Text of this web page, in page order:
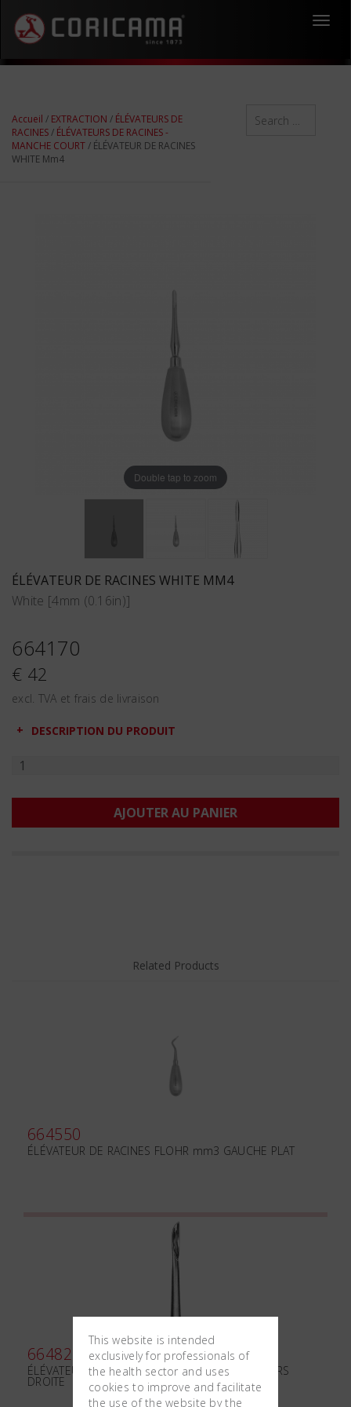
Accueil / EXTRACTION / ÉLÉVATEURS DE
RACINES/ ÉLÉVATEURS DE RACINES -
MANCHE COURT/ ÉLÉVATEUR DE RACINES
WHITE Mm4
Double tap to zoom
ÉLÉVATEUR DE RACINES WHITE MM4
White [4mm (0.16in)]
664170
€ 42
excl. TVA et frais de livraison
DESCRIPTION DU PRODUIT
AJOUTER AU PANIER
Related Products
664550
ÉLÉVATEUR DE RACINES FLOHR mm3 GAUCHE PLAT
664820
ÉLÉVATEUR DE RACINES KOPP mm3.6 SUPÉRIEURS
DROITE
This website is intended
exclusively for professionals of
the health sector and uses
cookies to improve and facilitate
the use of the website by the